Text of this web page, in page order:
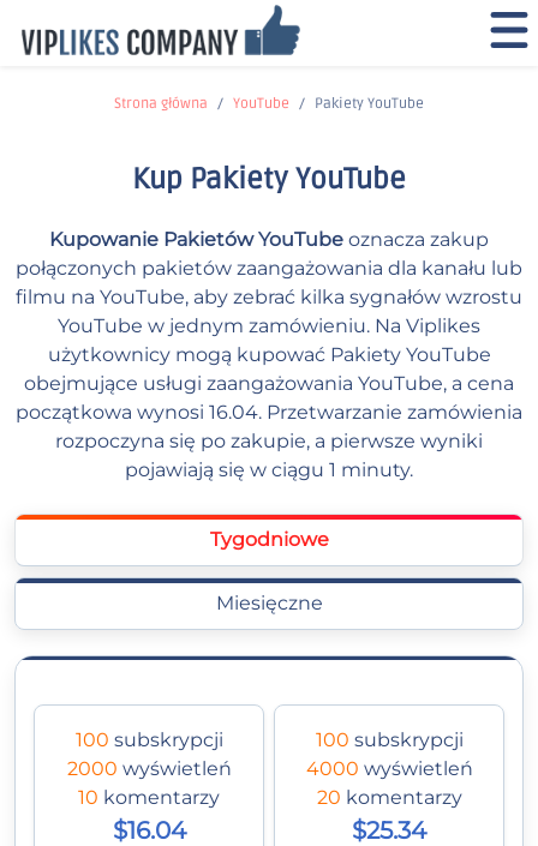
Strona główna YouTube Pakiety YouTube
Kup Pakiety YouTube
Kupowanie Pakietów YouTube oznacza zakup
połączonych pakietów zaangażowania dla kanału lub
filmu na YouTube, aby zebrać kilka sygnałów wzrostu
YouTube w jednym zamówieniu. Na Viplikes
użytkownicy mogą kupować Pakiety YouTube
obejmujące usługi zaangażowania YouTube, a cena
początkowa wynosi 16.04. Przetwarzanie zamówienia
rozpoczyna się po zakupie, a pierwsze wyniki
pojawiają się w ciągu 1 minuty.
Tygodniowe
Miesięczne
100 subskrypcji
2000 wyświetleń
10 komentarzy
$16.04
100 subskrypcji
4000 wyświetleń
20 komentarzy
$25.34